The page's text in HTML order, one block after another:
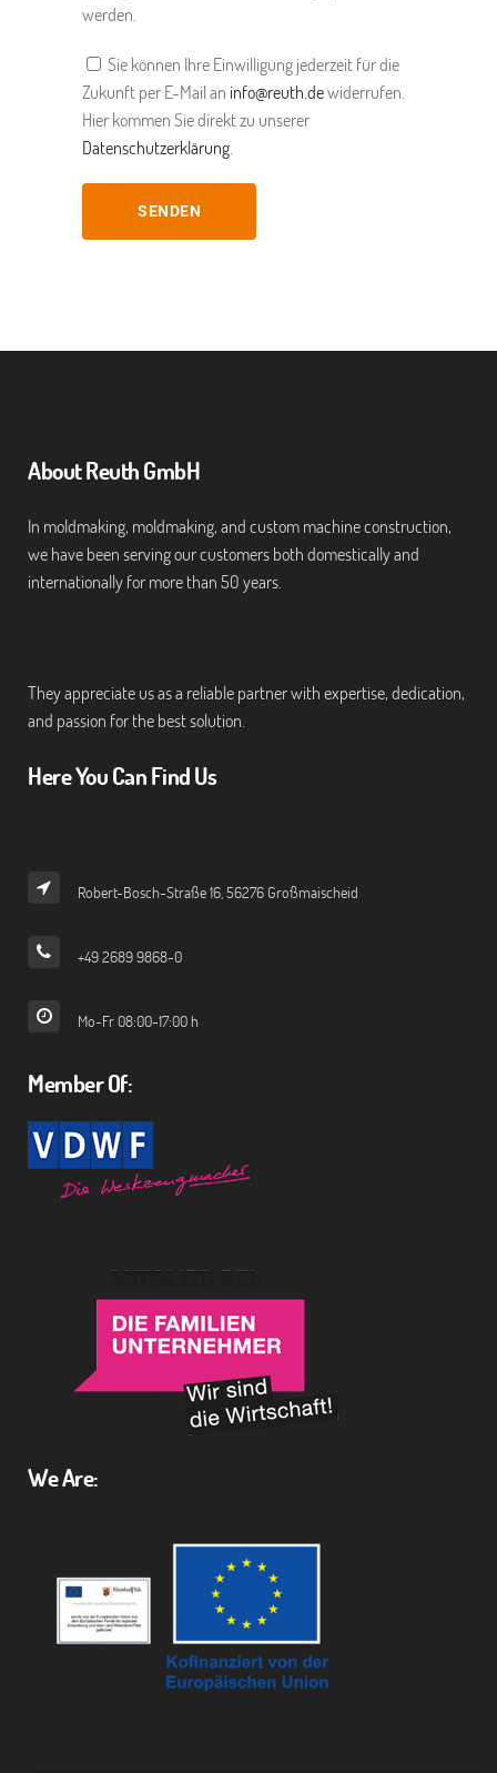
werden.
Sie können Ihre Einwilligung jederzeit für die
Zukunft per E-Mail an info@reuth.dewiderrufen.
Hier kommen Sie direkt zu unserer
Datenschutzerklärung.
About Reuth GmbH
In moldmaking, moldmaking, and custom machine construction,
we have been serving our customers both domestically and
internationally for more than 50 years.
They appreciate us as a reliable partner with expertise, dedication,
and passion for the best solution.
Here You Can Find Us
Robert-Bosch-Straße 16, 56276 Großmaischeid
+49 2689 9868-0
Mo-Fr 08:00-17:00 h
Member Of:
We Are: